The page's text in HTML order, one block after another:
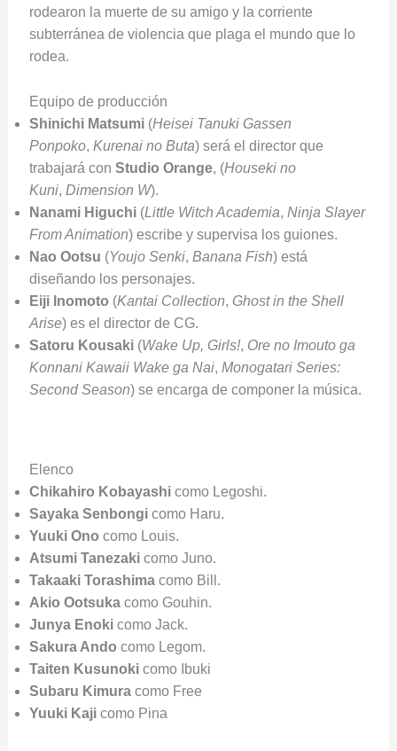
rodearon la muerte de su amigo y la corriente
subterránea de violencia que plaga el mundo que lo
rodea.
Equipo de producción
Shinichi Matsumi(Heisei Tanuki Gassen
Ponpoko, Kurenai no Buta) será el director que
trabajará con Studio Orange, (Houseki no
Kuni, Dimension W).
Nanami Higuchi(Little Witch Academia, Ninja Slayer
From Animation) escribe y supervisa los guiones.
Nao Ootsu (Youjo Senki, Banana Fish) está
diseñando los personajes.
Eiji Inomoto (Kantai Collection, Ghost in the Shell
Arise) es el director de CG.
Satoru Kousaki(Wake Up, Girls!, Ore no Imouto ga
Konnani Kawaii Wake ga Nai, Monogatari Series:
Second Season) se encarga de componer la música.
Elenco
Chikahiro Kobayashicomo Legoshi.
Sayaka Senbongicomo Haru.
Yuuki Ono como Louis.
Atsumi Tanezakicomo Juno.
Takaaki Torashimacomo Bill.
Akio Ootsukacomo Gouhin.
Junya Enokicomo Jack.
Sakura Ando como Legom.
Taiten Kusunokicomo Ibuki
Subaru Kimuracomo Free
Yuuki Kajicomo Pina